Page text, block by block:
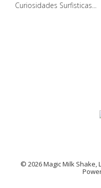
Curiosidades Surfisticas...
© 2026 Magic Milk